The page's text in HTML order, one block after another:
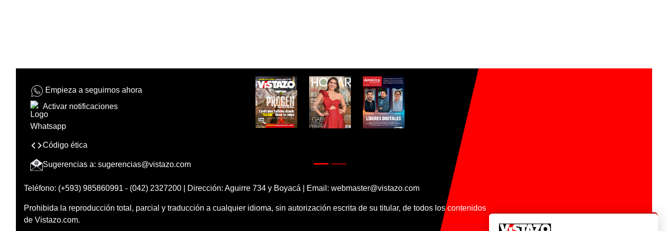
Empieza a seguirnos ahora
Activar notificaciones
Código ética
Sugerencias a: sugerencias@vistazo.com
Teléfono: (+593) 985860991 - (042) 2327200 | Dirección: Aguirre 734 y Boyacá | Email: webmaster@vistazo.com
Prohibida la reproducción total, parcial y traducción a cualquier idioma, sin autorización escrita de su titular, de todos los contenidos
de Vistazo.com.